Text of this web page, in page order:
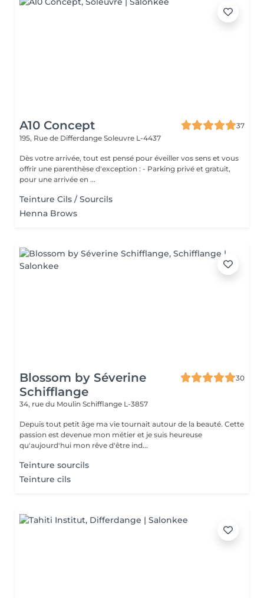
A10 Concept
37
195, Rue de Differdange Soleuvre L-4437
Dès votre arrivée, tout est pensé pour éveiller vos sens et vous
offrir une parenthèse d'exception : - Parking privé et gratuit,
pour une arrivée en ...
Teinture Cils / Sourcils
Henna Brows
Blossom by Séverine
Schifflange
30
34, rue du Moulin Schifflange L-3857
Depuis tout petit âge ma vie tournait autour de la beauté. Cette
passion est devenue mon métier et je suis heureuse
qu'aujourd'hui mon rêve d'être ind...
Teinture sourcils
Teinture cils